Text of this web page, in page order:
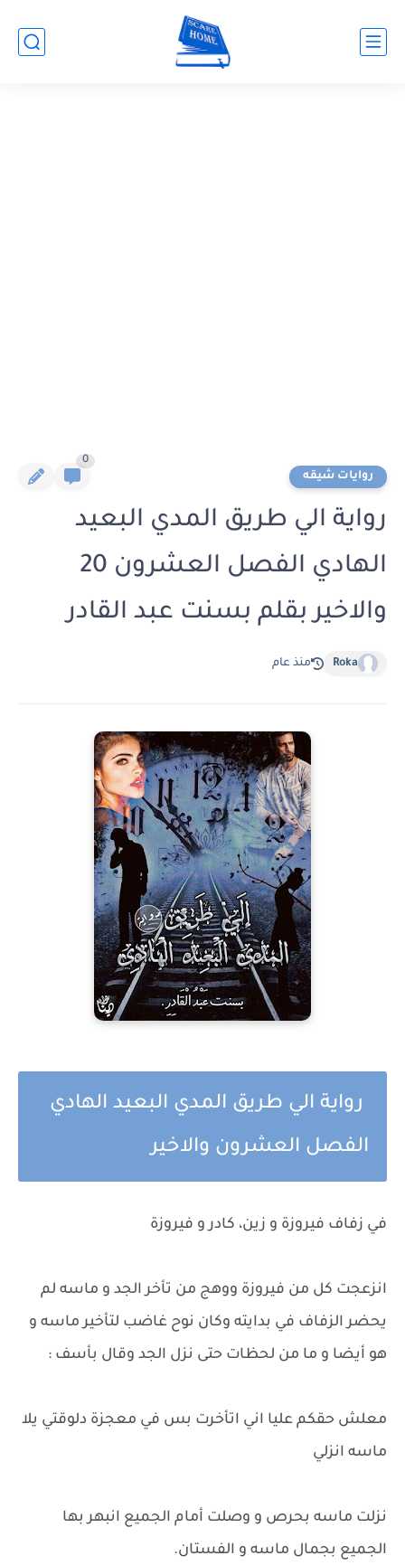
روايات شيقه
0
رواية الي طريق المدي البعيد
الهادي الفصل العشرون 20
والاخير بقلم بسنت عبد القادر
Roka منذ عام
رواية الي طريق المدي البعيد الهادي
الفصل العشرون والاخير
في زفاف فيروزة و زين، كادر و فيروزة
انزعجت كل من فيروزة ووهج من تأخر الجد و ماسه لم
يحضر الزفاف في بدايته وكان نوح غاضب لتأخير ماسه و
هو أيضا و ما من لحظات حتى نزل الجد وقال بأسف :
معلش حقكم عليا اني اتأخرت بس في معجزة دلوقتي يلا
ماسه انزلي
نزلت ماسه بحرص و وصلت أمام الجميع انبهر بها
الجميع بجمال ماسه و الفستان.